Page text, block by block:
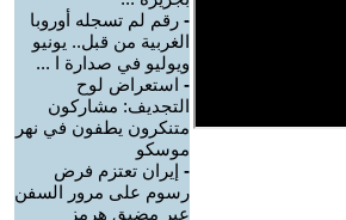
- رقم لم تسجله أوروبا
الغربية من قبل.. يونيو
ويوليو في صدارة ا ...
- استعراض لوح
التجديف: مشاركون
متنكرون يطفون في نهر
موسكو
- إيران تعتزم فرض
رسوم على مرور السفن
عبر مضيق هرمز